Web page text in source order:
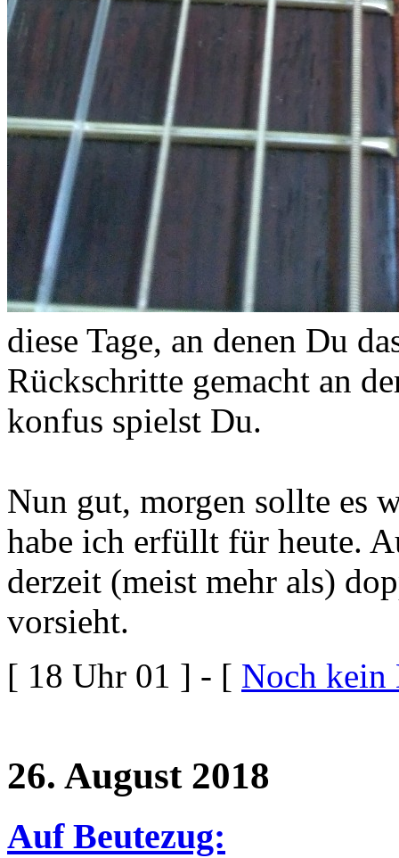
diese Tage, an denen Du
Rückschritte gemacht an
konfus spielst Du.
Nun gut, morgen sollte es
habe ich erfüllt für heute.
derzeit (meist mehr als)
vorsieht.
[ 18 Uhr 01 ] - [ Noch kein
26. August 2018
Auf Beutezug: